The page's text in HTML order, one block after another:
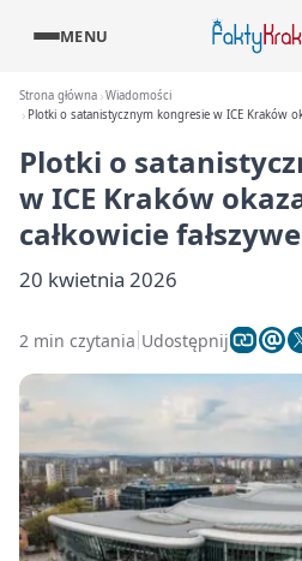
MENU
Strona główna Wiadomości
Plotki o satanistycznym kongresie w ICE Kraków
Plotki o
w ICE Kraków
całkowicie fałszywe
20 kwietnia 2026
2 min czytania Udostępnij